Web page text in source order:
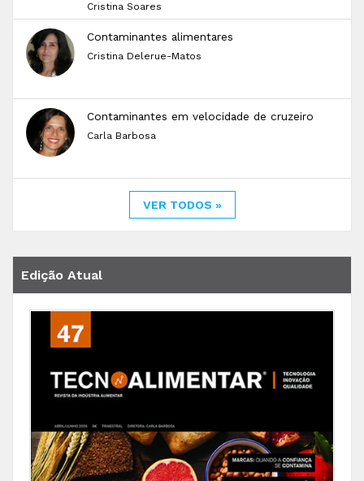
Cristina Soares
Contaminantes alimentares
Cristina Delerue-Matos
Contaminantes em velocidade de cruzeiro
Carla Barbosa
VER TODOS »
Edição Atual